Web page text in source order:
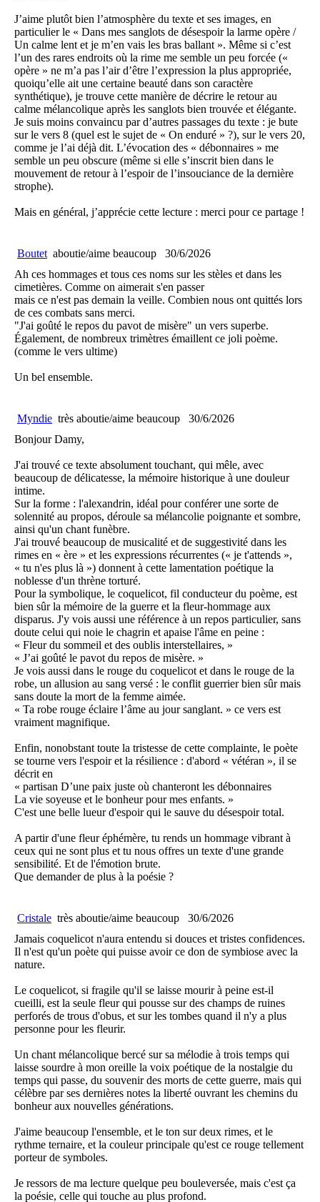
J’aime plutôt bien l’atmosphère du texte et ses images, en
particulier le « Dans mes sanglots de désespoir la larme opère /
Un calme lent et je m’en vais les bras ballant ». Même si c’est
l’un des rares endroits où la rime me semble un peu forcée («
opère » ne m’a pas l’air d’être l’expression la plus appropriée,
quoiqu’elle ait une certaine beauté dans son caractère
synthétique), je trouve cette manière de décrire le retour au
calme mélancolique après les sanglots bien trouvée et élégante.
Je suis moins convaincu par d’autres passages du texte : je bute
sur le vers 8 (quel est le sujet de « On enduré » ?), sur le vers 20,
comme je l’ai déjà dit. L’évocation des « débonnaires » me
semble un peu obscure (même si elle s’inscrit bien dans le
mouvement de retour à l’espoir de l’insouciance de la dernière
strophe).
Mais en général, j’apprécie cette lecture : merci pour ce partage !
Boutet aboutie/aime beaucoup
30/6/2026
Ah ces hommages et tous ces noms sur les stèles et dans les
cimetières. Comme on aimerait s'en passer
mais ce n'est pas demain la veille. Combien nous ont quittés lors
de ces combats sans merci.
"J'ai goûté le repos du pavot de misère" un vers superbe.
Également, de nombreux trimètres émaillent ce joli poème.
(comme le vers ultime)
Un bel ensemble.
Myndie très aboutie/aime beaucoup
30/6/2026
Bonjour Damy,
J'ai trouvé ce texte absolument touchant, qui mêle, avec
beaucoup de délicatesse, la mémoire historique à une douleur
intime.
Sur la forme : l'alexandrin, idéal pour conférer une sorte de
solennité au propos, déroule sa mélancolie poignante et sombre,
ainsi qu'un chant funèbre.
J'ai trouvé beaucoup de musicalité et de suggestivité dans les
rimes en « ère » et les expressions récurrentes (« je t'attends »,
« tu n'es plus là ») donnent à cette lamentation poétique la
noblesse d'un thrène torturé.
Pour la symbolique, le coquelicot, fil conducteur du poème, est
bien sûr la mémoire de la guerre et la fleur-hommage aux
disparus. J'y vois aussi une référence à un repos particulier, sans
doute celui qui noie le chagrin et apaise l'âme en peine :
« Fleur du sommeil et des oublis interstellaires, »
« J’ai goûté le pavot du repos de misère. »
Je vois aussi dans le rouge du coquelicot et dans le rouge de la
robe, un allusion au sang versé : le conflit guerrier bien sûr mais
sans doute la mort de la femme aimée.
« Ta robe rouge éclaire l’âme au jour sanglant. » ce vers est
vraiment magnifique.
Enfin, nonobstant toute la tristesse de cette complainte, le poète
se tourne vers l'espoir et la résilience : d'abord « vétéran », il se
décrit en
« partisan D’une paix juste où chanteront les débonnaires
La vie soyeuse et le bonheur pour mes enfants. »
C'est une belle lueur d'espoir qui le sauve du désespoir total.
A partir d'une fleur éphémère, tu rends un hommage vibrant à
ceux qui ne sont plus et tu nous offres un texte d'une grande
sensibilité. Et de l'émotion brute.
Que demander de plus à la poésie ?
Cristale très aboutie/aime beaucoup
30/6/2026
Jamais coquelicot n'aura entendu si douces et tristes confidences.
Il n'est qu'un poète qui puisse avoir ce don de symbiose avec la
nature.
Le coquelicot, si fragile qu'il se laisse mourir à peine est-il
cueilli, est la seule fleur qui pousse sur des champs de ruines
perforés de trous d'obus, et sur les tombes quand il n'y a plus
personne pour les fleurir.
Un chant mélancolique bercé sur sa mélodie à trois temps qui
laisse sourdre à mon oreille la voix poétique de la nostalgie du
temps qui passe, du souvenir des morts de cette guerre, mais qui
célèbre par ses dernières notes la liberté ouvrant les chemins du
bonheur aux nouvelles générations.
J'aime beaucoup l'ensemble, et le ton sur deux rimes, et le
rythme ternaire, et la couleur principale qu'est ce rouge tellement
porteur de symboles.
Je ressors de ma lecture quelque peu bouleversée, mais c'est ça
la poésie, celle qui touche au plus profond.